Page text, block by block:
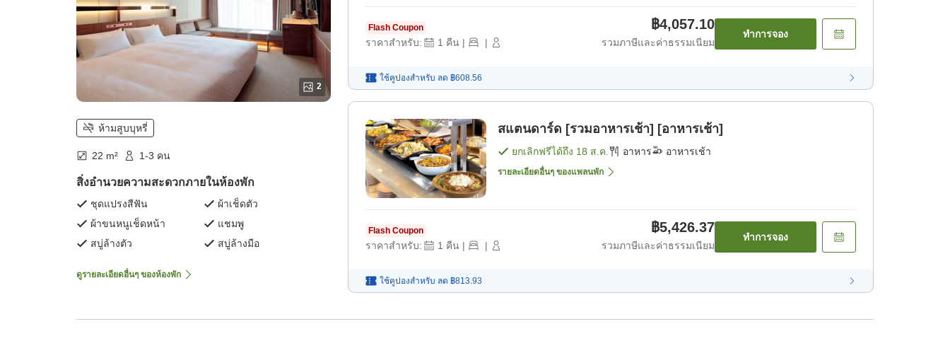
2
ห้ามสูบบุหรี่
22 m² 1-3 คน
สิ่งอำนวยความสะดวกภายในห้องพัก
ชุดแปรงสีฟัน
ผ้าเช็ดตัว
ผ้าขนหนูเช็ดหน้า
แชมพู
สบู่ล้างตัว
สบู่ล้างมือ
ดูรายละเอียดอื่นๆ ของห้องพัก
Flash Coupon
ราคาสำหรับ: 1 คืน | |
฿4,057.10
รวมภาษีและค่าธรรมเนียม
ทำการจอง
ใช้คูปองสำหรับ ลด ฿608.56
สแตนดาร์ด [รวมอาหารเช้า] [อาหารเช้า]
ยกเลิกฟรีได้ถึง 18 ส.ค. อาหาร อาหารเช้า
รายละเอียดอื่นๆ ของแพลนพัก
Flash Coupon
ราคาสำหรับ: 1 คืน | |
฿5,426.37
รวมภาษีและค่าธรรมเนียม
ทำการจอง
ใช้คูปองสำหรับ ลด ฿813.93